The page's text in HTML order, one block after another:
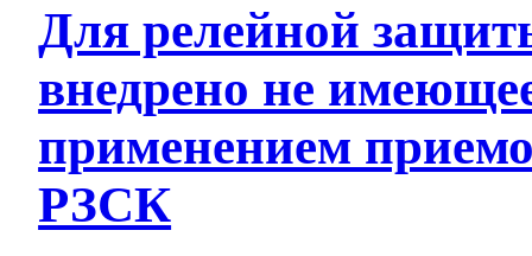
Для релейной
внедрено не
применением
РЗСК